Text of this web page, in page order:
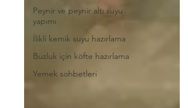
Peynir ve peynir altı suyu
yapımı
İlikli kemik suyu hazırlama
Buzluk için köfte hazırlama
Yemek sohbetleri